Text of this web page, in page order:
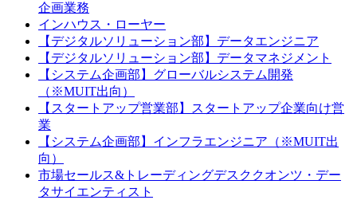
企画業務
インハウス・ローヤー
【デジタルソリューション部】データエンジニア
【デジタルソリューション部】データマネジメント
【システム企画部】グローバルシステム開発
（※MUIT出向）
【スタートアップ営業部】スタートアップ企業向け営
業
【システム企画部】インフラエンジニア（※MUIT出
向）
市場セールス&トレーディングデスククオンツ・デー
タサイエンティスト